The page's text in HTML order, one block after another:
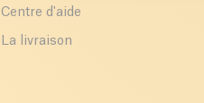
Centre d'aide
La livraison